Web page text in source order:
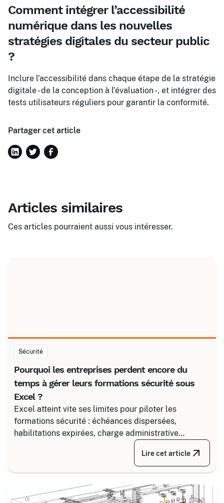
Comment intégrer l’accessibilité
numérique dans les nouvelles
stratégies digitales du secteur public
?
Inclure l’accessibilité dans chaque étape de la stratégie
digitale - de la conception à l’évaluation -, et intégrer des
tests utilisateurs réguliers pour garantir la conformité.
Partager cet article
Articles similaires
Ces articles pourraient aussi vous intéresser.
Sécurité
Pourquoi les entreprises perdent encore du
temps à gérer leurs formations sécurité sous
Excel ?
Excel atteint vite ses limites pour piloter les
formations sécurité : échéances dispersées,
habilitations expirées, charge administrative
croissante. Découvrez comment structurer un suivi
fiable en associant un partenaire spécialisé comme
Certalis et un logiciel de gestion de formation (TMS).
Lire cet article